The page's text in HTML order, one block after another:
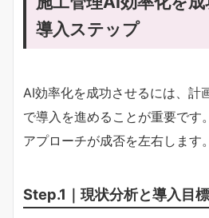
導入ステップ
AI効率化を成功させるには、計
で導入を進めることが重要です
アプローチが成否を左右します。
Step.1｜現状分析と導入目